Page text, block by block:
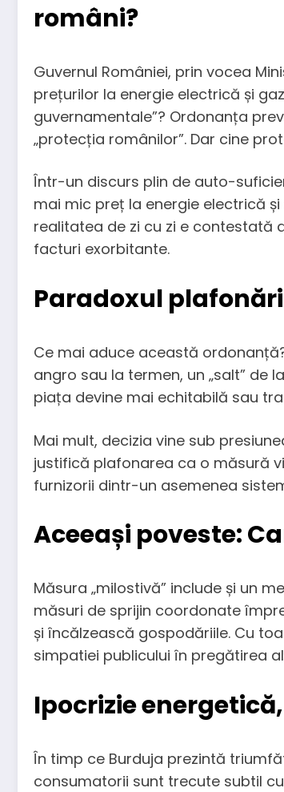
români?
Guvernul României, prin vocea
prețurilor la energie electrică și
guvernamentale”? Ordonanța
„protecția românilor”. Dar cine
Într-un discurs plin de auto-
mai mic preț la energie electrică
realitatea de zi cu zi e contestată
facturi exorbitante.
Paradoxul
Ce mai aduce această
angro sau la termen, un „salt” de
piața devine mai echitabilă sau
Mai mult, decizia vine sub
justifică plafonarea ca o măsură
furnizorii dintr-un asemenea
Aceeași poveste:
Măsura „milostivă” include și un
măsuri de sprijin coordonate
și încălzească gospodăriile. Cu
simpatiei publicului în pregătirea
Ipocrizie
În timp ce Burduja prezintă
consumatorii sunt trecute subtil